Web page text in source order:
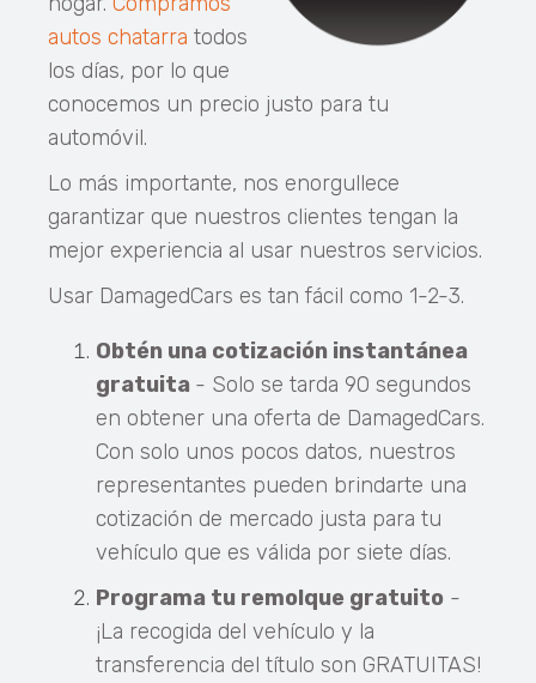
autos chatarra todos
los días, por lo que
conocemos un precio justo para tu
automóvil.
Lo más importante, nos enorgullece
garantizar que nuestros clientes tengan la
mejor experiencia al usar nuestros servicios.
Usar DamagedCars es tan fácil como 1-2-3.
Obtén una cotización instantánea
gratuita - Solo se tarda 90 segundos
en obtener una oferta de DamagedCars.
Con solo unos pocos datos, nuestros
representantes pueden brindarte una
cotización de mercado justa para tu
vehículo que es válida por siete días.
Programa tu remolque gratuito -
¡La recogida del vehículo y la
transferencia del título son GRATUITAS!